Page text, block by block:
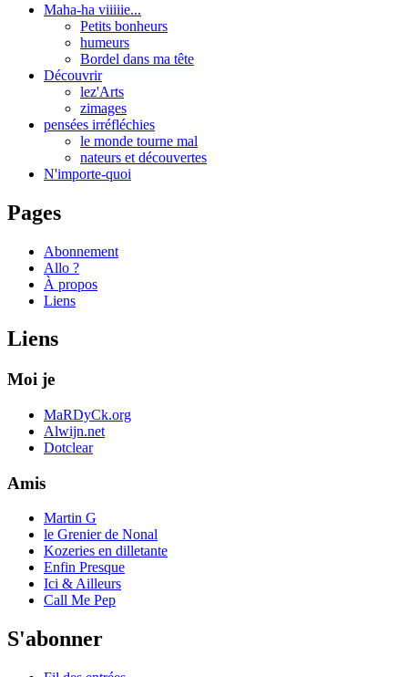
Maha-ha viiiiie...
Petits bonheurs
humeurs
Bordel dans ma tête
Découvrir
lez'Arts
zimages
pensées irréfléchies
le monde tourne mal
nateurs et découvertes
N'importe-quoi
Pages
Abonnement
Allo ?
À propos
Liens
Liens
Moi je
MaRDyCk.org
Alwijn.net
Dotclear
Amis
Martin G
le Grenier de Nonal
Kozeries en dilletante
Enfin Presque
Ici & Ailleurs
Call Me Pep
S'abonner